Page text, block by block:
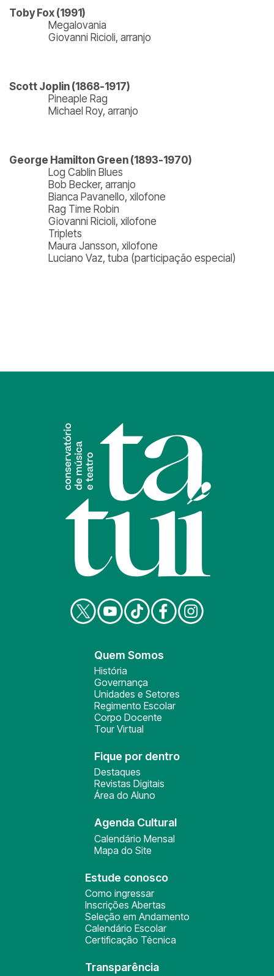
Toby Fox (1991)
Megalovania
Giovanni Ricioli, arranjo
Scott Joplin (1868-1917)
Pineaple Rag
Michael Roy, arranjo
George Hamilton Green (1893-1970)
Log Cablin Blues
Bob Becker, arranjo
Bianca Pavanello, xilofone
Rag Time Robin
Giovanni Ricioli, xilofone
Triplets
Maura Jansson, xilofone
Luciano Vaz, tuba (participação especial)
Quem Somos
História
Governança
Unidades e Setores
Regimento Escolar
Corpo Docente
Tour Virtual
Fique por dentro
Destaques
Revistas Digitais
Área do Aluno
Agenda Cultural
Calendário Mensal
Mapa do Site
Estude conosco
Como ingressar
Inscrições Abertas
Seleção em Andamento
Calendário Escolar
Certificação Técnica
Transparência